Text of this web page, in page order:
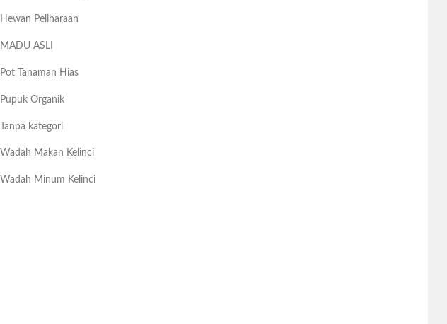
Hewan Peliharaan
MADU ASLI
Pot Tanaman Hias
Pupuk Organik
Tanpa kategori
Wadah Makan Kelinci
Wadah Minum Kelinci